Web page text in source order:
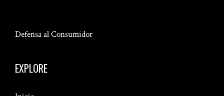
Defensa al Consumidor
EXPLORE